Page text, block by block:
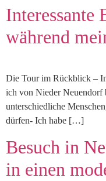
Interessante
während
Die Tour im Rückblick –
ich von Nieder Neuendorf
unterschiedliche
dürfen- Ich habe […]
Besuch in
in einen